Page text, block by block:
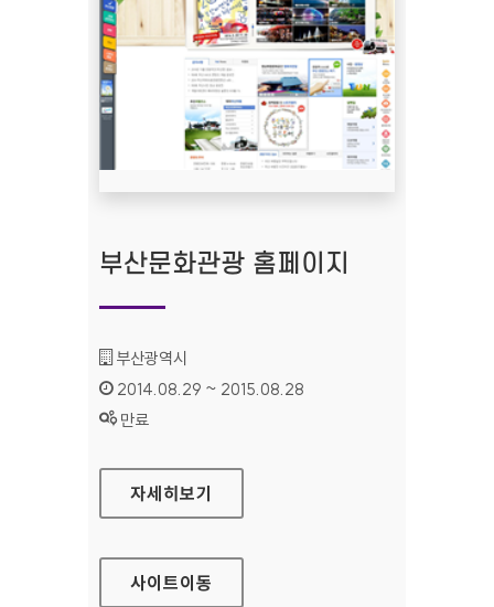
부산문화관광 홈페이지
기관명 :
부산광역시
인증기간 :
2014.08.29 ~ 2015.08.28
상태 :
만료
부산문화관광 홈페이지
자세히보기
사이트이동